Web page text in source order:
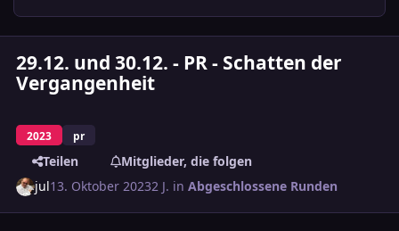
29.12. und 30.12. - PR - Schatten der
Vergangenheit
2023 pr
Teilen
Mitglieder, die folgen
jul13. Oktober 20232 J. inAbgeschlossene Runden